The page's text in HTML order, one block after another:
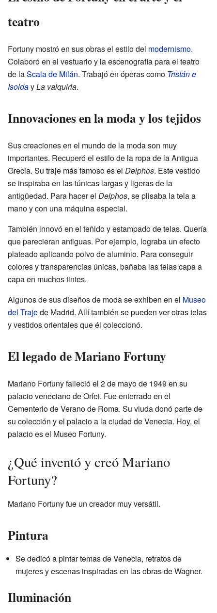
teatro
Fortuny mostró en sus obras el estilo del modernismo.
Colaboró en el vestuario y la escenografía para el teatro
de laScala de Milán. Trabajó en óperas como Tristán e
IsoldayLa valquiria.
Innovaciones en la moda y los tejidos
Sus creaciones en el mundo de la moda son muy
importantes. Recuperó el estilo de la ropa de la Antigua
Grecia. Su traje más famoso es el Delphos. Este vestido
se inspiraba en las túnicas largas y ligeras de la
antigüedad. Para hacer el Delphos, se plisaba la tela a
mano y con una máquina especial.
También innovó en el teñido y estampado de telas. Quería
que parecieran antiguas. Por ejemplo, lograba un efecto
plateado aplicando polvo de aluminio. Para conseguir
colores y transparencias únicas, bañaba las telas capa a
capa en muchos tintes.
Algunos de sus diseños de moda se exhiben en el Museo
del Trajede Madrid. Allí también se pueden ver otras telas
y vestidos orientales que él coleccionó.
El legado de Mariano Fortuny
Mariano Fortuny falleció el 2 de mayo de 1949 en su
palacio veneciano de Orfei. Fue enterrado en el
Cementerio de Verano de Roma. Su viuda donó parte de
su colección y el palacio a la ciudad de Venecia. Hoy, el
palacio es el Museo Fortuny.
¿Qué inventó y creó Mariano
Fortuny?
Mariano Fortuny fue un creador muy versátil.
Pintura
Se dedicó a pintar temas de Venecia, retratos de
mujeres y escenas inspiradas en las obras de Wagner.
Iluminación